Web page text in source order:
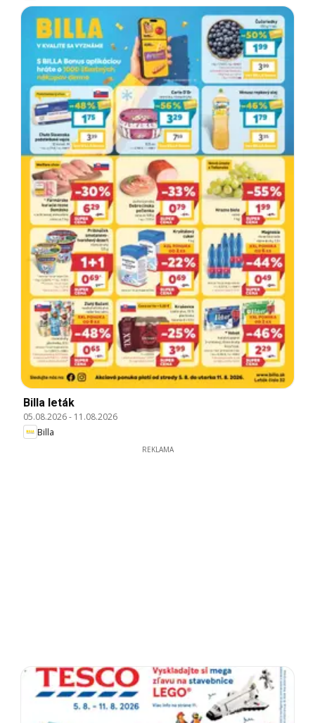
Billa leták
05.08.2026- 11.08.2026
Billa
REKLAMA